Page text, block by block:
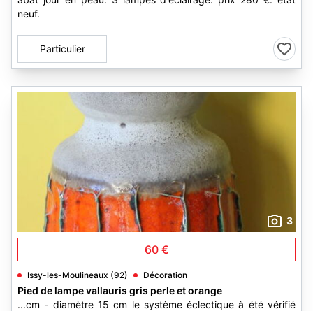
neuf.
Particulier
3
60 €
Issy-les-Moulineaux (92) Décoration
Pied de lampe vallauris gris perle et orange
...cm - diamètre 15 cm le système éclectique à été vérifié